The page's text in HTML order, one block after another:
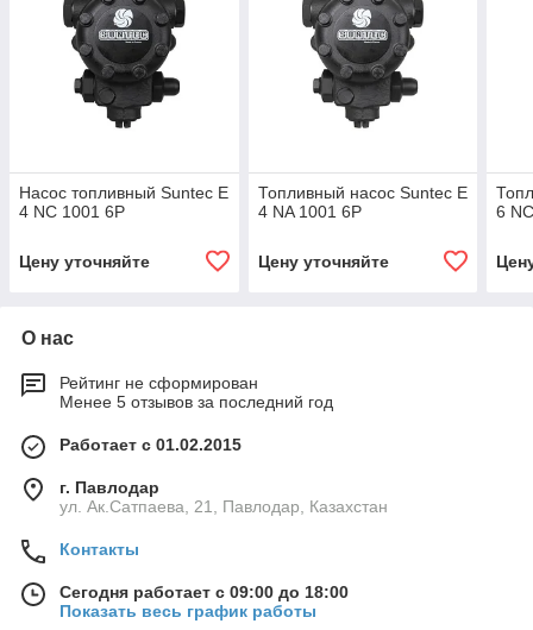
Насос топливный Suntec E
4 NC 1001 6P
Цену уточняйте
Топливный насос Suntec E
4 NA 1001 6P
Цену уточняйте
6
О нас
Рейтинг не сформирован
Менее 5 отзывов за последний год
Работает с 01.02.2015
г. Павлодар
ул. Ак.Сатпаева, 21, Павлодар, Казахстан
Контакты
Сегодня работает с 09:00 до 18:00
Показать весь график работы